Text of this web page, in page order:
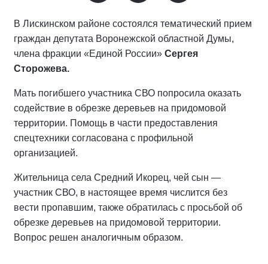
В Лискинском районе состоялся тематический прием
граждан депутата Воронежской областной Думы,
члена фракции «Единой России» Сергея
Сторожева.
Мать погибшего участника СВО попросила оказать
содействие в обрезке деревьев на придомовой
территории. Помощь в части предоставления
спецтехники согласована с профильной
организацией.
Жительница села Средний Икорец, чей сын —
участник СВО, в настоящее время числится без
вести пропавшим, также обратилась с просьбой об
обрезке деревьев на придомовой территории.
Вопрос решен аналогичным образом.